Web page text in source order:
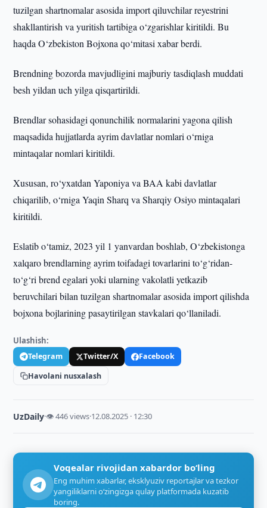
tuzilgan shartnomalar asosida import qiluvchilar reyestrini
shakllantirish va yuritish tartibiga o‘zgarishlar kiritildi. Bu
haqda O‘zbekiston Bojxona qo‘mitasi xabar berdi.
Brendning bozorda mavjudligini majburiy tasdiqlash muddati
besh yildan uch yilga qisqartirildi.
Brendlar sohasidagi qonunchilik normalarini yagona qilish
maqsadida hujjatlarda ayrim davlatlar nomlari o‘rniga
mintaqalar nomlari kiritildi.
Xususan, ro‘yxatdan Yaponiya va BAA kabi davlatlar
chiqarilib, o‘rniga Yaqin Sharq va Sharqiy Osiyo mintaqalari
kiritildi.
Eslatib o‘tamiz, 2023 yil 1 yanvardan boshlab, O‘zbekistonga
xalqaro brendlarning ayrim toifadagi tovarlarini to‘g‘ridan-
to‘g‘ri brend egalari yoki ularning vakolatli yetkazib
beruvchilari bilan tuzilgan shartnomalar asosida import qilishda
bojxona bojlarining pasaytirilgan stavkalari qo‘llaniladi.
Ulashish:
Telegram Twitter/X
Facebook
Havolani nusxalash
UzDaily·👁 446 views·12.08.2025 · 12:30
Voqealar rivojidan xabardor bo‘ling
Eng muhim xabarlar, eksklyuziv reportajlar va tezkor
yangiliklarni o‘zingizga qulay platformada kuzatib
boring.